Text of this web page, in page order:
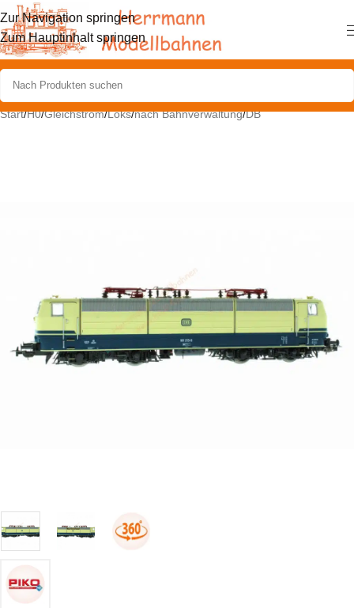
Zur Navigation springen
Zum Hauptinhalt springen
Start/H0/Gleichstrom/Loks/nach Bahnverwaltung/DB